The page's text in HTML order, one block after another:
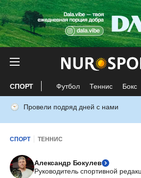
СПОРТ Футбол Теннис Бокс
Провели подряд дней с нами
СПОРТ ТЕННИС
Александр Бокулев
Руководитель спортивной